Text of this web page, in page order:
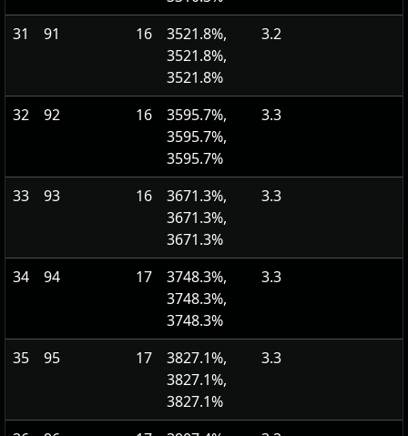
31 91 16
3521.8%,
3521.8%,
3521.8%
3.2
32 92 16
3595.7%,
3595.7%,
3595.7%
3.3
33 93 16
3671.3%,
3671.3%,
3671.3%
3.3
34 94 17
3748.3%,
3748.3%,
3748.3%
3.3
35 95 17
3827.1%,
3827.1%,
3827.1%
3.3